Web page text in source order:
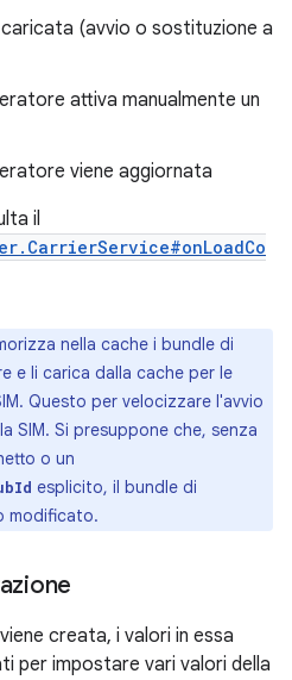
caricata (avvio o sostituzione a
attiva manualmente un
viene aggiornata
il
nella cache i bundle di
e li carica dalla cache per le
Questo per velocizzare l'avvio
SIM. Si presuppone che, senza
o un
esplicito, il bundle di
modificato.
creata, i valori in essa
per impostare vari valori della